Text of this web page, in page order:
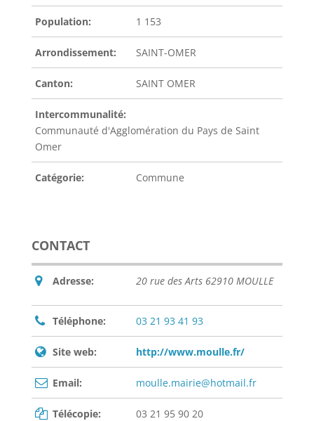
Population: 1 153
Arrondissement: SAINT-OMER
Canton: SAINT OMER
Intercommunalité:
Communauté d'Agglomération du Pays de Saint
Omer
Catégorie: Commune
CONTACT
Adresse: 20 rue des Arts 62910 MOULLE
Téléphone: 03 21 93 41 93
Site web: http://www.moulle.fr/
Email: moulle.mairie@hotmail.fr
Télécopie: 03 21 95 90 20